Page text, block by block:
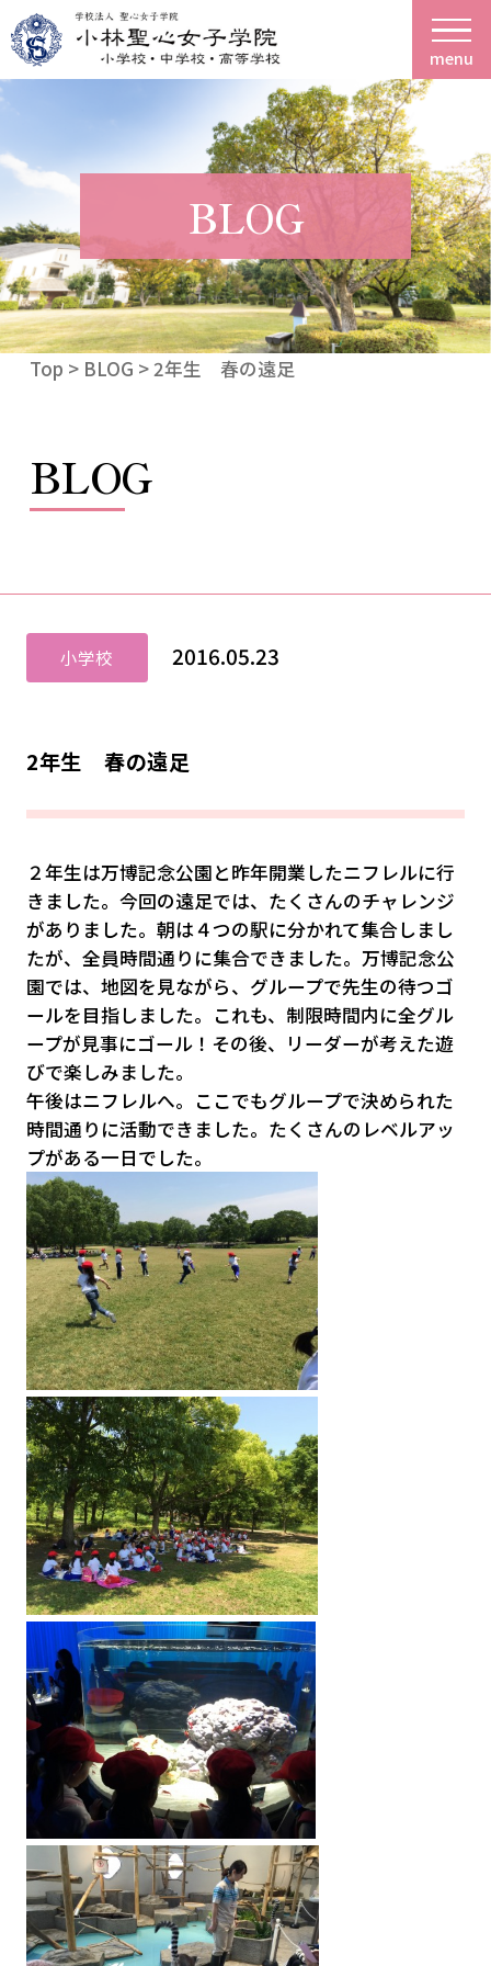
menu
BLOG
Top > BLOG > 2年生 春の遠足
BLOG
小学校 2016.05.23
2年生 春の遠足
２年生は万博記念公園と昨年開業したニフレルに行
きました。今回の遠足では、たくさんのチャレンジ
がありました。朝は４つの駅に分かれて集合しまし
たが、全員時間通りに集合できました。万博記念公
園では、地図を見ながら、グループで先生の待つゴ
ールを目指しました。これも、制限時間内に全グル
ープが見事にゴール！その後、リーダーが考えた遊
びで楽しみました。
午後はニフレルへ。ここでもグループで決められた
時間通りに活動できました。たくさんのレベルアッ
プがある一日でした。